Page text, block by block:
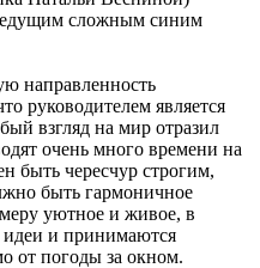
сложным синим
направленность
руководителем является
взгляд на мир отразил
очень много времени на
быть чересчур строгим,
быть гармоничное
меру уютное и живое, в
и принимаются
от погоды за окном.